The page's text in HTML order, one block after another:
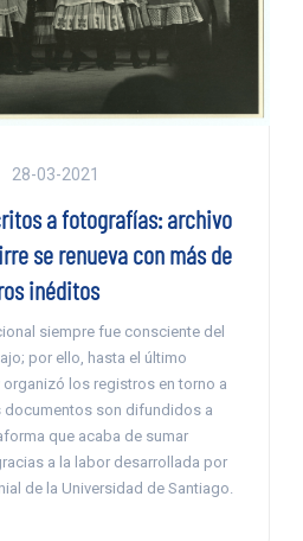
28-03-2021
a fotografías: archivo
se renueva con más de
inéditos
siempre fue consciente del
por ello, hasta el último
los registros en torno a
documentos son difundidos a
que acaba de sumar
a la labor desarrollada por
de la Universidad de Santiago.